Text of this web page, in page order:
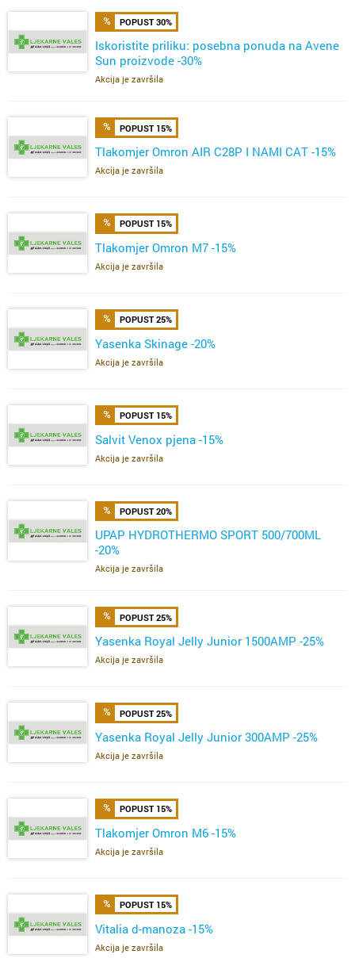
POPUST 30%
Iskoristite priliku: posebna ponuda na Avene
Sun proizvode -30%
Akcija je završila
POPUST 15%
Tlakomjer Omron AIR C28P I NAMI CAT -15%
Akcija je završila
POPUST 15%
Tlakomjer Omron M7 -15%
Akcija je završila
POPUST 25%
Yasenka Skinage -20%
Akcija je završila
POPUST 15%
Salvit Venox pjena -15%
Akcija je završila
POPUST 20%
UPAP HYDROTHERMO SPORT 500/700ML
-20%
Akcija je završila
POPUST 25%
Yasenka Royal Jelly Junior 1500AMP -25%
Akcija je završila
POPUST 25%
Yasenka Royal Jelly Junior 300AMP -25%
Akcija je završila
POPUST 15%
Tlakomjer Omron M6 -15%
Akcija je završila
POPUST 15%
Vitalia d-manoza -15%
Akcija je završila